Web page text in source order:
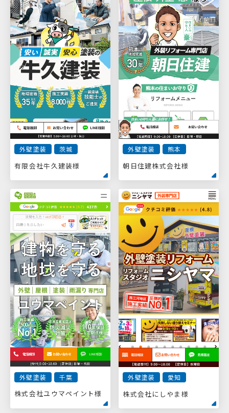
外壁塗装 茨城
有限会社牛久建装様
外壁塗装 熊本
朝日住建株式会社様
外壁塗装 千葉
株式会社ユウマペイント様
外壁塗装 愛知
株式会社にしやま様